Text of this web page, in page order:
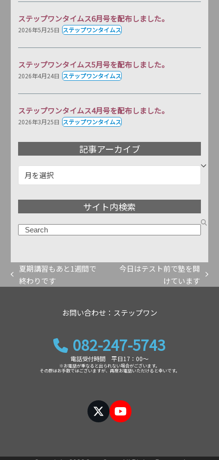
ステップワンタイムス6月号を配布しました。
2026年5月25日 ステップワンタイムス
ステップワンタイムス5月号を配布しました。
2026年4月24日 ステップワンタイムス
ステップワンタイムス4月号を配布しました。
2026年3月25日 ステップワンタイムス
記事アーカイブ
事
サイト内検索
previous
夏期講習もあと1週間で
終わりです
今日はテスト前で塾を開
けています
お問い合わせ：ステップワン
082-247-5743
電話受付時間 平日17：00～
※お電話が重なると出られない場合がございます。
その際はお手数ではございますが、再度お電話いただけると幸いです。
TwitterYouTube